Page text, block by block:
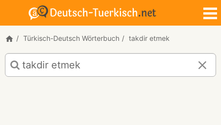
Türkisch-Deutsch Wörterbuch takdir etmek
Türkisch-
Deutsch
Übersetzung